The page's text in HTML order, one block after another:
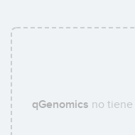
qGenomics no